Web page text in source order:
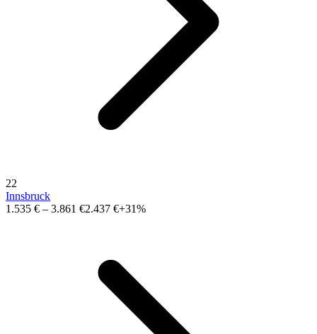
22
Innsbruck
1.535 € – 3.861 €2.437 €+31%